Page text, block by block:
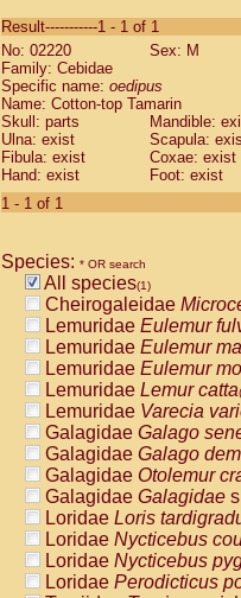
CebidaeSaguinus
Cebidae Saguinus
Cebidae
CebidaeSaguinus
Cebidae Saguinus
Cebidae Saguinus
Cebidae Saguinus
Cebidae Saguinusspp.
Cebidae
CebidaeCebus
CebidaeCebus
CebidaeCebus spp.(0)
CebidaeSaimiri
CebidaeSaimiri
AtelidaeAlouatta
AtelidaeAlouatta fusca
AtelidaeAlouatta
AtelidaeAlouattaspp.
AtelidaeAteles
AtelidaeAteles
AtelidaeAteles
AtelidaeAtelesspp.(0)
AtelidaeLagothrix
AtelidaeLagothrix
PitheciidaeCacajao
Result-----------1 - 1 of 1
No: 02220
Sex: M
Family: Cebidae
Specific name: oedipus
Name: Cotton-top Tamarin
Skull: parts
Mandible:
Ulna: exist
Scapula:
Fibula: exist
Coxae: exist
Hand: exist
Foot: exist
1 - 1 of 1
Species: * OR search
All species(1)
Cheirogaleidae
Lemuridae Eulemur
Lemuridae Eulemur
Lemuridae Eulemur
Lemuridae Lemur catta
Lemuridae Varecia
Galagidae Galago
Galagidae Galago
Galagidae Otolemur
Galagidae Galagidae
Loridae Loris
Loridae Nycticebus
Loridae Nycticebus
Loridae Perodicticus